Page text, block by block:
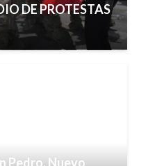
DE PROTESTAS
Pedro, Nuevo